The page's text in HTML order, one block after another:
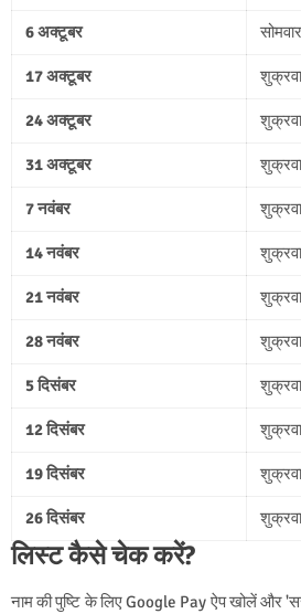
6 अक्टूबर सोमवार
17 अक्टूबर
24 अक्टूबर
31 अक्टूबर
7 नवंबर
14 नवंबर
21 नवंबर
28 नवंबर
5 दिसंबर
12 दिसंबर
19 दिसंबर
26 दिसंबर
लिस्ट कैसे चेक करें?
नाम की पुष्टि के लिए Google Pay ऐप खोलें और